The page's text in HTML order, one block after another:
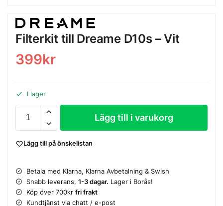
Filterkit till Dreame D10s – Vit
399kr
I lager
Lägg till i varukorg
Lägg till på önskelistan
Betala med Klarna, Klarna Avbetalning & Swish
Snabb leverans, 1-3 dagar. Lager i Borås!
Köp över 700kr fri frakt
Kundtjänst via chatt / e-post